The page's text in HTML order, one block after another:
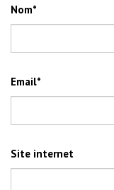
Nom*
Email*
Site internet